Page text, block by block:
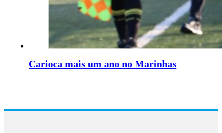
Carioca mais um ano no Marinhas